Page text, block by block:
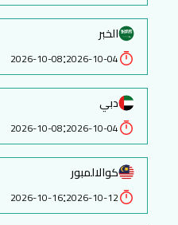
الخبر
2026-10-04
:
2026-10-08
دبي
2026-10-04
:
2026-10-08
كوالالمبور
2026-10-12
:
2026-10-16